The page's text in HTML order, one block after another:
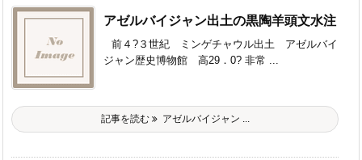
アゼルバイジャン出土の黒陶羊頭文水注
前４?３世紀 ミンゲチャウル出土 アゼルバイ
ジャン歴史博物館 高29．0? 非常 ...
記事を読む アゼルバイジャン ...